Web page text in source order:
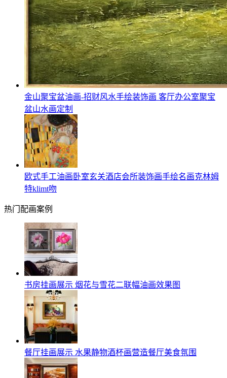
金山聚宝盆油画-招财风水手绘装饰画 客厅办公室聚宝
盆山水画定制
欧式手工油画卧室玄关酒店会所装饰画手绘名画克林姆
特klimt吻
热门配画案例
书房挂画展示 烟花与雪花二联幅油画效果图
餐厅挂画展示 水果静物酒杯画营造餐厅美食氛围